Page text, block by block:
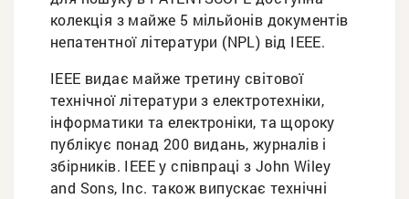
колекція з майже 5 мільйонів документів
непатентної літератури (NPL) від IEEE.
IEEE видає майже третину світової
технічної літератури з електротехніки,
інформатики та електроніки, та щороку
публікує понад 200 видань, журналів і
збірників. IEEE у співпраці з John Wiley
and Sons, Inc. також випускає технічні